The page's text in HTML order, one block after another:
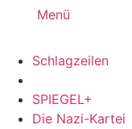
Menü
Schlagzeilen
SPIEGEL+
Die Nazi-Kartei